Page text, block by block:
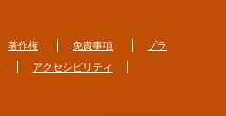
著作権 免責事項
プラ
アクセシビリティ